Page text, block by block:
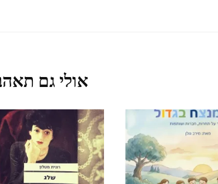
אולי גם